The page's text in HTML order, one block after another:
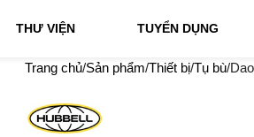
THƯ VIỆN TUYỂN DỤNG
Trang chủ Sản phẩm Thiết bị Tụ bù